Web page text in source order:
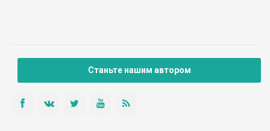
Станьте нашим автором